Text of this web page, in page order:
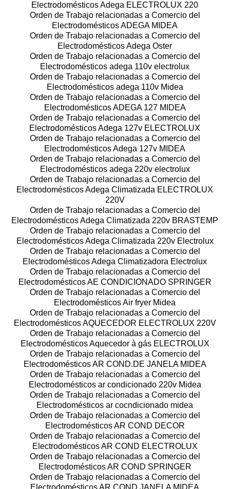
Electrodomésticos Adega ELECTROLUX 220
Orden de Trabajo relacionadas a Comercio del
Electrodomésticos ADEGA MIDEA
Orden de Trabajo relacionadas a Comercio del
Electrodomésticos Adega Oster
Orden de Trabajo relacionadas a Comercio del
Electrodomésticos adega 110v electrolux
Orden de Trabajo relacionadas a Comercio del
Electrodomésticos adega 110v Midea
Orden de Trabajo relacionadas a Comercio del
Electrodomésticos ADEGA 127 MIDEA
Orden de Trabajo relacionadas a Comercio del
Electrodomésticos Adega 127v ELECTROLUX
Orden de Trabajo relacionadas a Comercio del
Electrodomésticos Adega 127v MIDEA
Orden de Trabajo relacionadas a Comercio del
Electrodomésticos adega 220v electrolux
Orden de Trabajo relacionadas a Comercio del
Electrodomésticos Adega Climatizada ELECTROLUX
220V
Orden de Trabajo relacionadas a Comercio del
Electrodomésticos Adega Climatizada 220v BRASTEMP
Orden de Trabajo relacionadas a Comercio del
Electrodomésticos Adega Climatizada 220v Electrolux
Orden de Trabajo relacionadas a Comercio del
Electrodomésticos Adega Climatizadora Electrolux
Orden de Trabajo relacionadas a Comercio del
Electrodomésticos AE CONDICIONADO SPRINGER
Orden de Trabajo relacionadas a Comercio del
Electrodomésticos Air fryer Midea
Orden de Trabajo relacionadas a Comercio del
Electrodomésticos AQUECEDOR ELECTROLUX 220V
Orden de Trabajo relacionadas a Comercio del
Electrodomésticos Aquecedor à gás ELECTROLUX
Orden de Trabajo relacionadas a Comercio del
Electrodomésticos AR COND.DE JANELA MIDEA
Orden de Trabajo relacionadas a Comercio del
Electrodomésticos ar condicionado 220v Midea
Orden de Trabajo relacionadas a Comercio del
Electrodomésticos ar cocndicionado midea
Orden de Trabajo relacionadas a Comercio del
Electrodomésticos AR COND DECOR
Orden de Trabajo relacionadas a Comercio del
Electrodomésticos AR COND ELECTROLUX
Orden de Trabajo relacionadas a Comercio del
Electrodomésticos AR COND SPRINGER
Orden de Trabajo relacionadas a Comercio del